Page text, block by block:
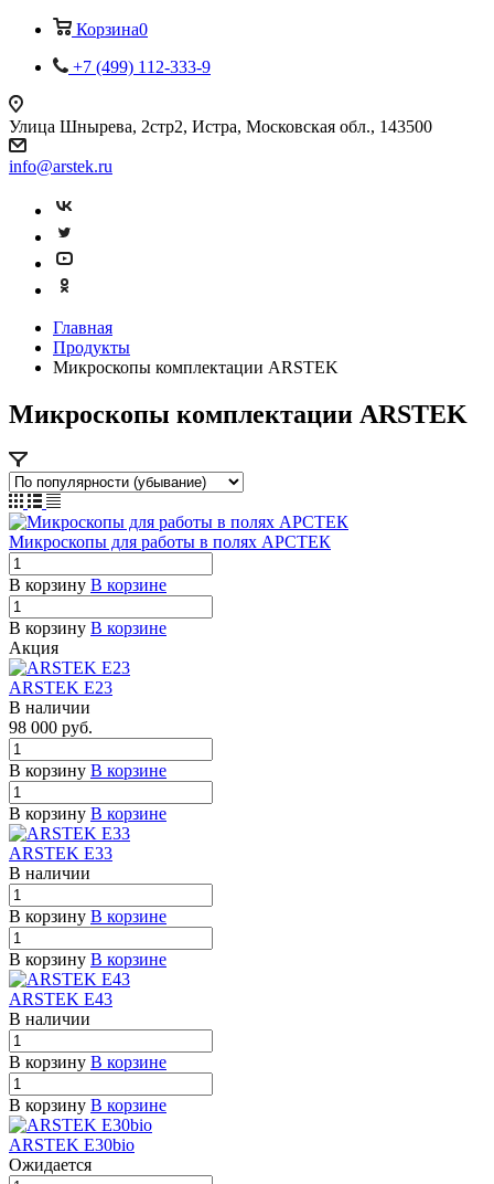
Корзина0
+7 (499) 112-333-9
Улица Шнырева, 2стр2, Истра, Московская обл., 143500
info@arstek.ru
Главная
Продукты
Микроскопы комплектации ARSTEK
Микроскопы комплектации ARSTEK
Микроскопы для работы в полях АРСТЕК
В корзину В корзине
В корзину В корзине
Акция
ARSTEK E23
В наличии
98 000 руб.
В корзину В корзине
В корзину В корзине
ARSTEK E33
В наличии
В корзину В корзине
В корзину В корзине
ARSTEK E43
В наличии
В корзину В корзине
В корзину В корзине
ARSTEK E30bio
Ожидается